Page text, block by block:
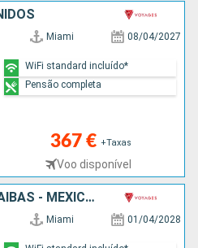
Miami 08/04/2027
367 € +Taxas
Voo disponível
WiFi standard incluído*
Pensão completa
ESTADOS UNIDOS, CARAIBAS - MEXICO, BAHAMAS
Miami 01/04/2028